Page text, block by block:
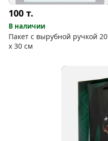
100т.
В наличии
Пакет с вырубной ручкой 20
х 30 см